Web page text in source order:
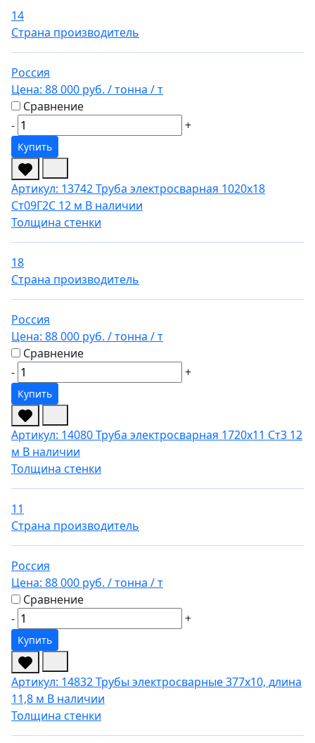
14
Страна производитель
Россия
Цена: 88 000 руб. / тонна / т
Сравнение
-
+
Купить
Артикул: 13742Труба электросварная 1020х18
Ст09Г2С 12 м В наличии
Толщина стенки
18
Страна производитель
Россия
Цена: 88 000 руб. / тонна / т
Сравнение
-
+
Купить
Артикул: 14080Труба электросварная 1720х11 Ст3 12
м В наличии
Толщина стенки
11
Страна производитель
Россия
Цена: 88 000 руб. / тонна / т
Сравнение
-
+
Купить
Артикул: 14832Трубы электросварные 377х10, длина
11,8 м В наличии
Толщина стенки